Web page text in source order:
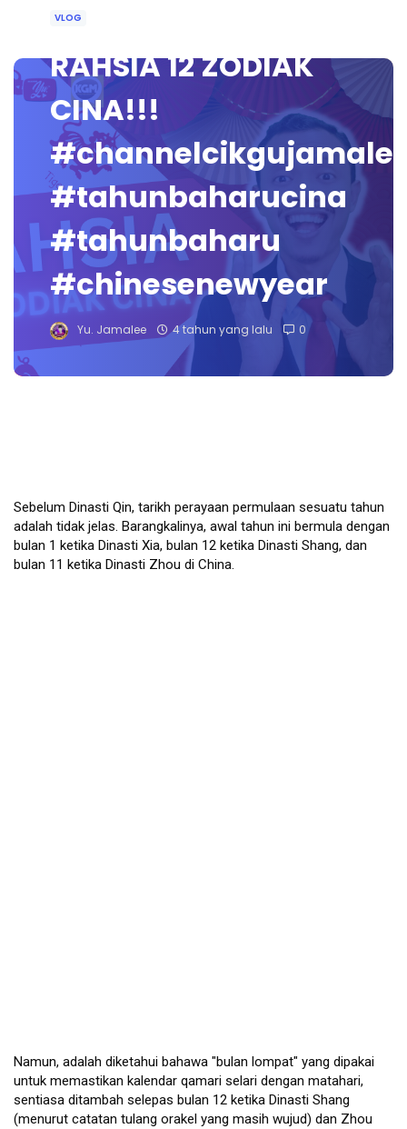
VLOG
RAHSIA 12 ZODIAK
CINA!!!
#tahunbaharucina
#tahunbaharu
#chinesenewyear
Yu. Jamalee 4 tahun yang lalu 0
Sebelum Dinasti Qin, tarikh perayaan permulaan sesuatu tahun
adalah tidak jelas. Barangkalinya, awal tahun ini bermula dengan
bulan 1 ketika Dinasti Xia, bulan 12 ketika Dinasti Shang, dan
bulan 11 ketika Dinasti Zhou di China.
Namun, adalah diketahui bahawa "bulan lompat" yang dipakai
untuk memastikan kalendar qamari selari dengan matahari,
sentiasa ditambah selepas bulan 12 ketika Dinasti Shang
(menurut catatan tulang orakel yang masih wujud) dan Zhou